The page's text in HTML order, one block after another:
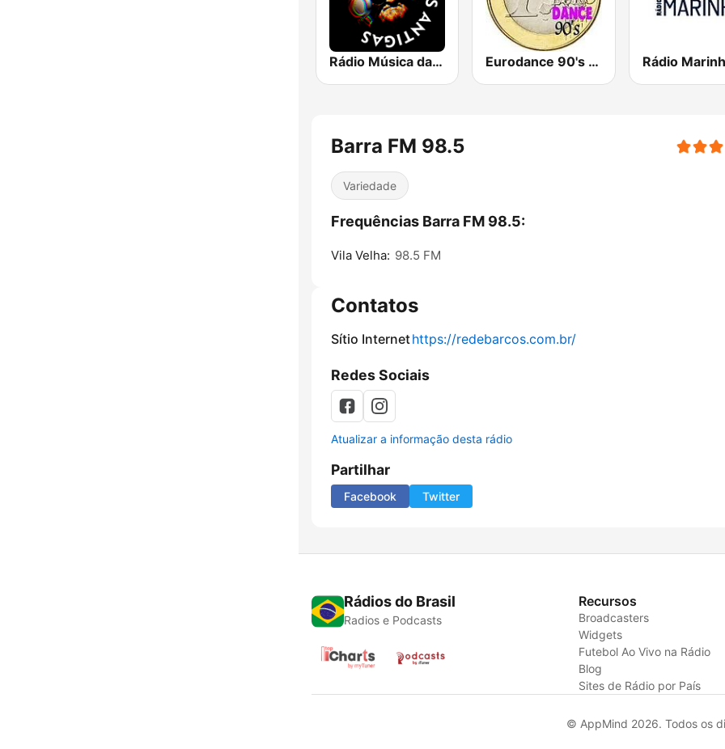
Rádio Música das Antigas Eurodance 90's - Dance Anos 90
Barra FM 98.5
Variedade
Frequências Barra FM 98.5:
Vila Velha: 98.5 FM
Contatos
Sítio Internethttps://redebarcos.com.br/
Redes Sociais
Atualizar a informação desta rádio
Partilhar
Facebook Twitter
Rádios do Brasil
Radios e Podcasts
Recursos
Broadcasters
Widgets
Futebol Ao Vivo na Rádio
Blog
Sites de Rádio por País
© AppMind 2026. Todos os